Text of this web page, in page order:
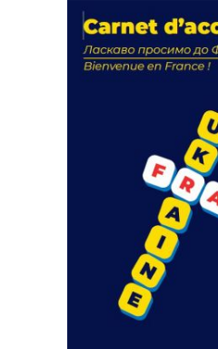
actions
18 septembre 2023
FEUILLETER